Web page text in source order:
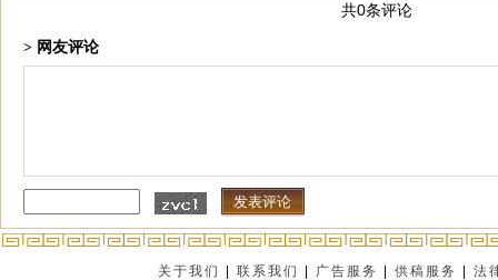
共0条评论
> 网友评论
关于我们 |联系我们 广告服务 |供稿服务 |法